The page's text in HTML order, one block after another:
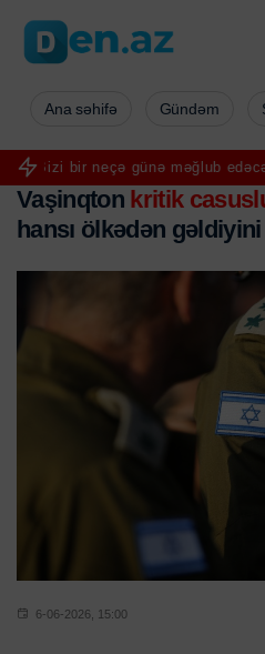
bir neçə günə məğlub edəcəklərini
Ana səhifə Gündəm
Vaşinqton kritik
hansı ölkədən
6-06-2026, 15:00